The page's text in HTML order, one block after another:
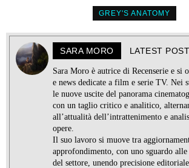
GREY'S ANATOMY
SARA MORO LATEST
Sara Moro è autrice di Recenserie e si
e news dedicate a film e serie TV. Nei
le nuove uscite del panorama
con un taglio critico e analitico,
all’attualità dell’intrattenimento e
opere.
Il suo lavoro si muove tra
approfondimento, con uno sguardo
del settore, unendo precisione